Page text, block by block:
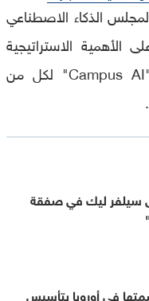
لمجلس الذكاء الاصطناعي
الأهمية الاستراتيجية
لمشروع مجمَّع الذكاء الاصطناعي "Campus AI" لكل من
سيلفر ليك في صفقة
في أوروبا بتأسيس